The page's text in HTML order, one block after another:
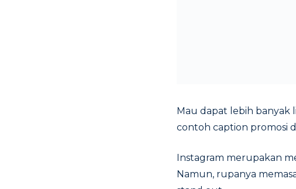
Mau dapat lebih banyak
contoh caption promosi
Instagram merupakan
Namun, rupanya